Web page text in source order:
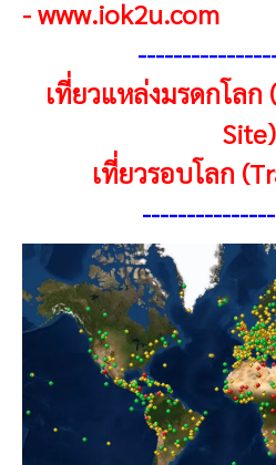
-www.iok2u.com
เที่ยวแหล่งมรดกโลก
Site)
เที่ยวรอบโลก